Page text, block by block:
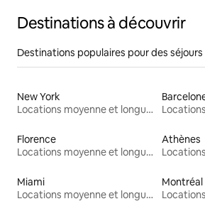
Destinations à découvrir
Destinations populaires pour des
New York
Locations moyenne et longue durée
Florence
Locations moyenne et longue durée
Athènes
Miami
Locations moyenne et longue durée
Montréal